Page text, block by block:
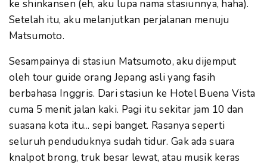
ke shinkansen (eh, aku lupa nama stasiunnya, haha).
Setelah itu, aku melanjutkan perjalanan menuju
Matsumoto.
Sesampainya di stasiun Matsumoto, aku dijemput
oleh tour guide orang Jepang asli yang fasih
berbahasa Inggris. Dari stasiun ke Hotel Buena Vista
cuma 5 menit jalan kaki. Pagi itu sekitar jam 10 dan
suasana kota itu... sepi banget. Rasanya seperti
seluruh penduduknya sudah tidur. Gak ada suara
knalpot brong, truk besar lewat, atau musik keras